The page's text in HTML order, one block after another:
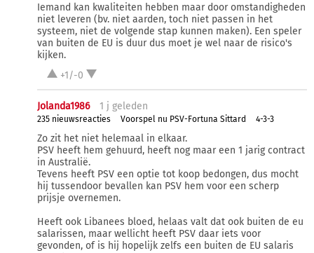
Iemand kan kwaliteiten hebben maar door omstandigheden
niet leveren (bv. niet aarden, toch niet passen in het
systeem, niet de volgende stap kunnen maken). Een speler
van buiten de EU is duur dus moet je wel naar de risico's
kijken.
+1/-0
Jolanda1986 1 j geleden
235 nieuwsreacties Voorspel nu PSV-Fortuna Sittard 4-3-3
Zo zit het niet helemaal in elkaar.
PSV heeft hem gehuurd, heeft nog maar een 1 jarig contract
in Australië.
Tevens heeft PSV een optie tot koop bedongen, dus mocht
hij tussendoor bevallen kan PSV hem voor een scherp
prijsje overnemen.
Heeft ook Libanees bloed, helaas valt dat ook buiten de eu
salarissen, maar wellicht heeft PSV daar iets voor
gevonden, of is hij hopelijk zelfs een buiten de EU salaris